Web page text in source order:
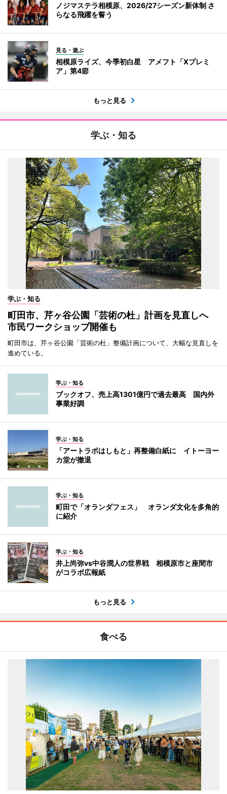
ノジマステラ相模原、2026/27シーズン新体制 さ
らなる飛躍を誓う
見る・遊ぶ
相模原ライズ、今季初白星 アメフト「Xプレミ
ア」第4節
もっと見る
学ぶ・知る
学ぶ・知る
町田市、芹ヶ谷公園「芸術の杜」計画を見直しへ
市民ワークショップ開催も
町田市は、芹ヶ谷公園「芸術の杜」整備計画について、大幅な見直しを
進めている。
学ぶ・知る
ブックオフ、売上高1301億円で過去最高 国内外
事業好調
学ぶ・知る
「アートラボはしもと」再整備白紙に イトーヨー
カ堂が撤退
学ぶ・知る
町田で「オランダフェス」 オランダ文化を多角的
に紹介
学ぶ・知る
井上尚弥vs中谷潤人の世界戦 相模原市と座間市
がコラボ広報紙
もっと見る
食べる